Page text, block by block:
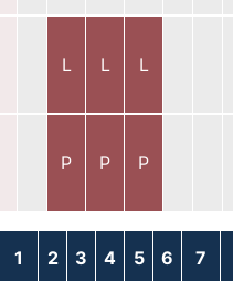
L L L
P P P
1 2 3 4 5 6 7